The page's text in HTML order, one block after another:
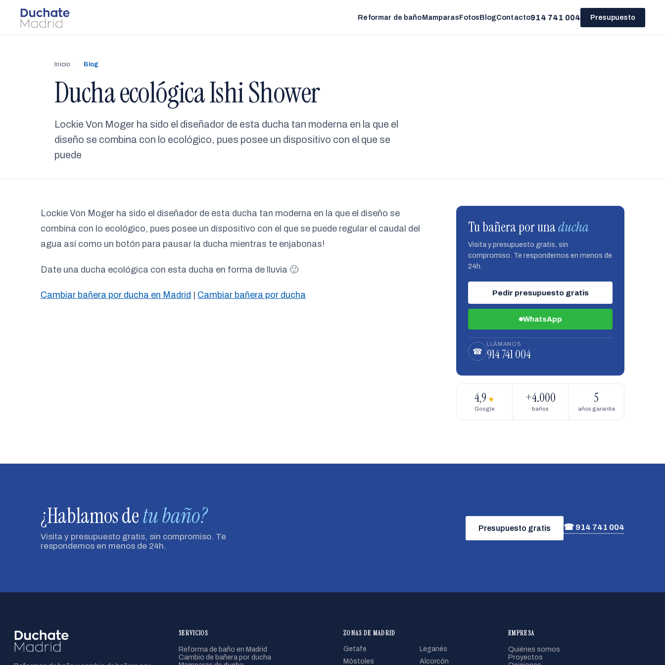
Reformar de bañoMamparasFotosBlogContacto914 741 004 Presupuesto
Inicio / Blog
Ducha ecológica Ishi Shower
Lockie Von Moger ha sido el diseñador de esta ducha tan moderna en la que el
diseño se combina con lo ecológico, pues posee un dispositivo con el que se
puede
Lockie Von Moger ha sido el diseñador de esta ducha tan moderna en la que el diseño se
combina con lo ecológico, pues posee un dispositivo con el que se puede regular el caudal del
agua así como un botón para pausar la ducha mientras te enjabonas!
Date una ducha ecológica con esta ducha en forma de lluvia 🙂
Cambiar bañera por ducha en Madrid Cambiar bañera por ducha
Tu bañera por unaducha
Visita y presupuesto gratis, sin
compromiso. Te respondemos en menos de
24h.
Pedir presupuesto gratis
WhatsApp
☎
LLÁMANOS
914 741 004
4,9 ★
Google
+4.000
baños
5
años garantía
¿Hablamos detu baño?
Visita y presupuesto gratis, sin compromiso. Te
respondemos en menos de 24h.
Presupuesto gratis ☎ 914 741 004
SERVICIOS
Reforma de baño en Madrid
Cambio de bañera por ducha
ZONAS DE MADRID
Getafe
Leganés
Móstoles
Alcorcón
EMPRESA
Quiénes somos
Proyectos